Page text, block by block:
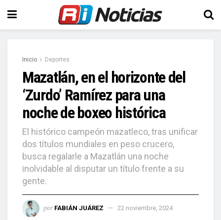
Inicio Deportes
Mazatlán, en el horizonte del
‘Zurdo’ Ramírez para una
noche de boxeo histórica
El histórico campeón mazatleco, tras unificar
dos títulos mundiales en peso crucero,
busca regalarle a Mazatlán una noche
inolvidable al disputar un título frente a su
gente.
por FABIÁN JUÁREZ 22 noviembre, 2024